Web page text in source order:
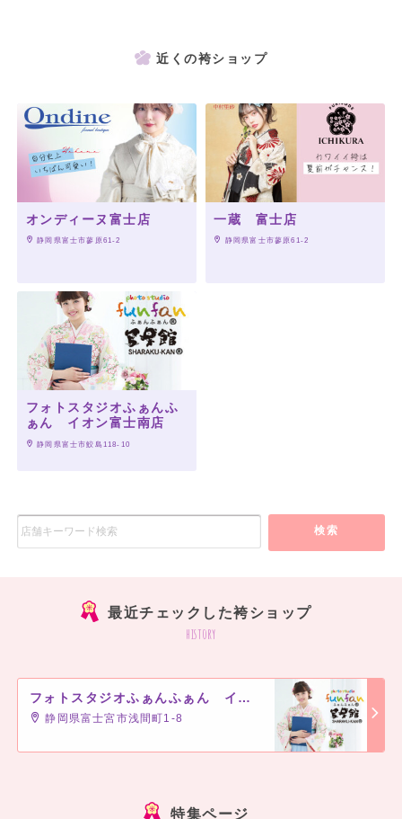
近くの袴ショップ
オンディーヌ富士店
静岡県富士市蓼原61-2
一蔵 富士店
静岡県富士市蓼原61-2
フォトスタジオふぁんふ
ぁん イオン富士南店
静岡県富士市鮫島118-10
検索
最近チェックした袴ショップ
history
フォトスタジオふぁんふぁん イオン富士宮店
静岡県富士宮市浅間町1-8
特集ページ